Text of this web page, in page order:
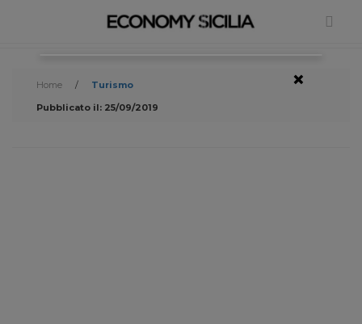
Home /
Turismo
Pubblicato il: 25/09/2019
×